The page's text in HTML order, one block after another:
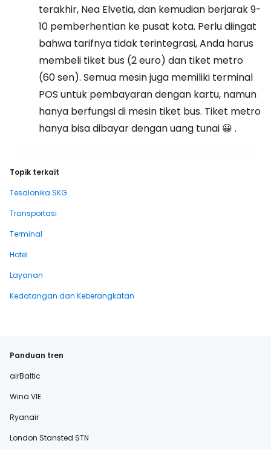
terakhir, Nea Elvetia, dan kemudian berjarak 9-
10 pemberhentian ke pusat kota. Perlu diingat
bahwa tarifnya tidak terintegrasi, Anda harus
membeli tiket bus (2 euro) dan tiket metro
(60 sen). Semua mesin juga memiliki terminal
POS untuk pembayaran dengan kartu, namun
hanya berfungsi di mesin tiket bus. Tiket metro
hanya bisa dibayar dengan uang tunai 😀 .
Topik terkait
Tesalonika SKG
Transportasi
Terminal
Hotel
Layanan
Kedatangan dan Keberangkatan
Panduan tren
airBaltic
Wina VIE
Ryanair
London Stansted STN